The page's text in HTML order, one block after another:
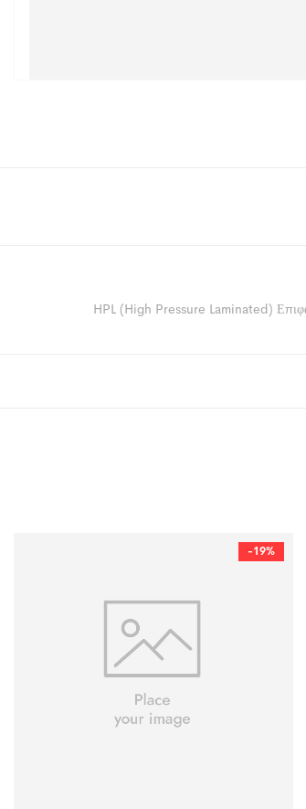
HPL (High Pressure Laminated)
-19%